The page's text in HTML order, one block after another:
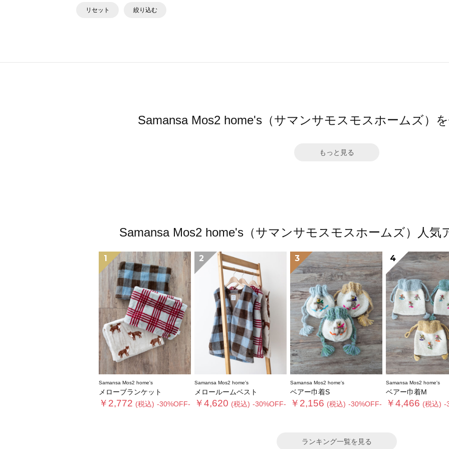
リセット 絞り込む
Samansa Mos2 home's（サマンサモスモスホームズ）
もっと見る
Samansa Mos2 home's（サマンサモスモスホームズ）人気
1
Samansa Mos2 home's
メローブランケット
￥2,772 (税込) -30%OFF-
2
Samansa Mos2 home's
メロールームベスト
￥4,620 (税込) -30%OFF-
3
Samansa Mos2 home's
ベアー巾着S
￥2,156 (税込) -30%OFF-
4
Samansa Mos2 home's
ベアー巾着M
￥4,466 (税込) -
ランキング一覧を見る